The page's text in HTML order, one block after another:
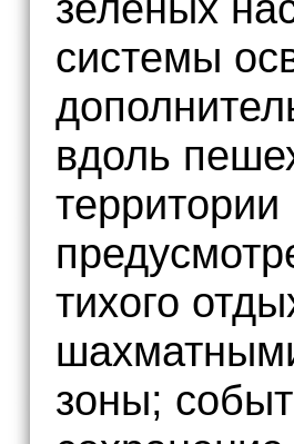
системы
вдоль
тихого
зоны;